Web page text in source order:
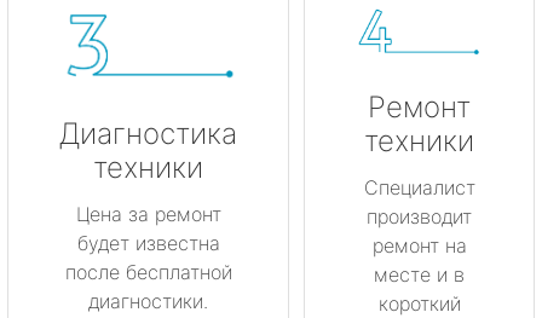
Диагностика
техники
Цена за ремонт
будет известна
после бесплатной
диагностики.
Ремонт
техники
Специалист
производит
ремонт на
месте и в
короткий